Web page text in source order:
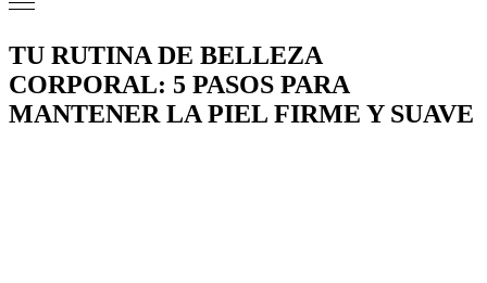
TU RUTINA DE BELLEZA
CORPORAL: 5 PASOS PARA
MANTENER LA PIEL FIRME Y SUAVE